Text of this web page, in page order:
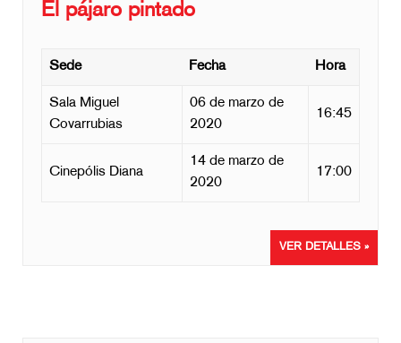
El pájaro pintado
Sede Fecha Hora
Sala Miguel
Covarrubias
06 de marzo de
2020
16:45
Cinepólis Diana
14 de marzo de
2020
17:00
VER DETALLES »